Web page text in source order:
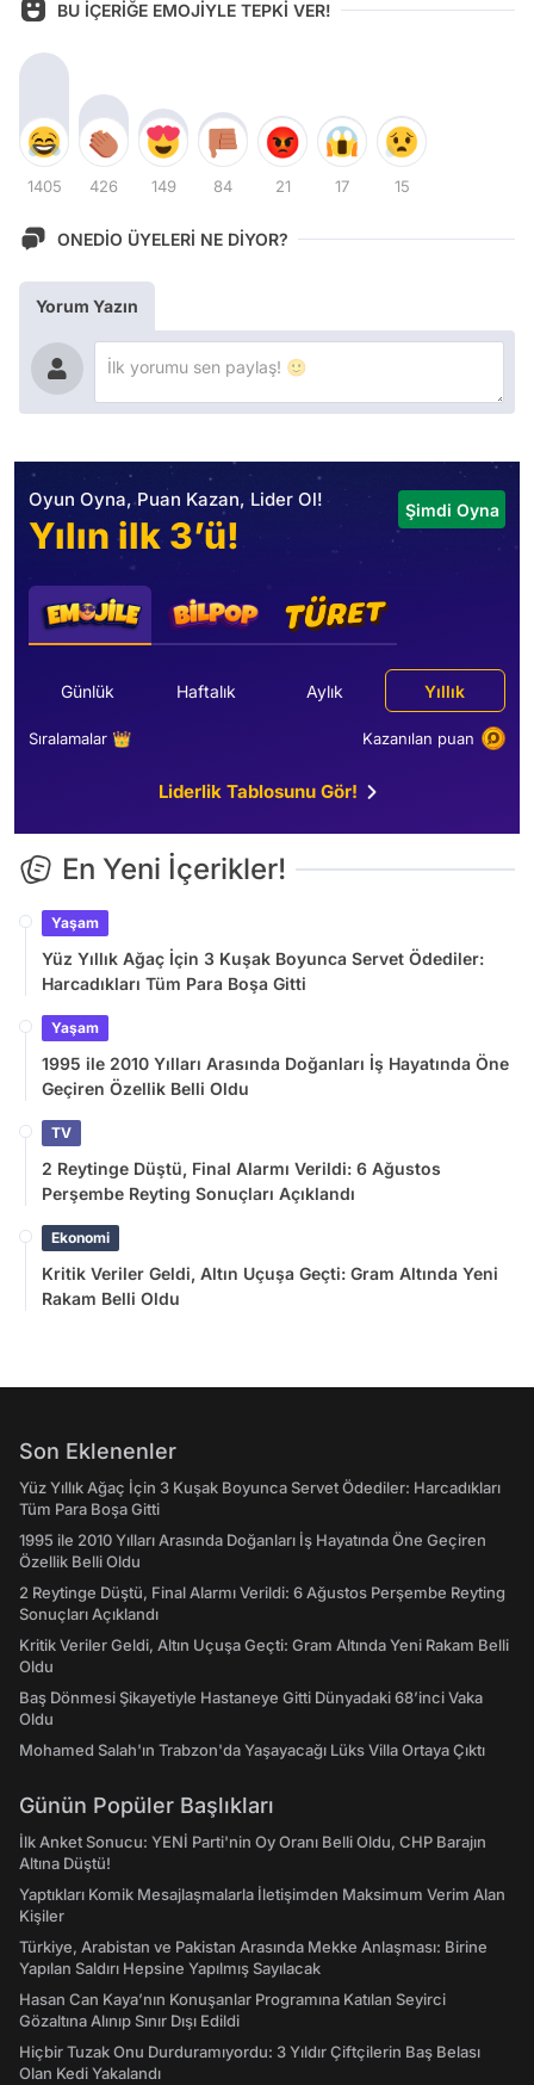
BU İÇERİĞE EMOJİYLE TEPKİ VER!
1405 426 149 84 21 17 15
ONEDİO ÜYELERİ NE DİYOR?
Yorum Yazın
Oyun Oyna, Puan Kazan, Lider Ol!
Yılın ilk 3’ü!
Şimdi Oyna
Günlük Haftalık Aylık Yıllık
Sıralamalar 👑 Kazanılan puan
Liderlik Tablosunu Gör!
En Yeni İçerikler!
Yaşam
Yüz Yıllık Ağaç İçin 3 Kuşak Boyunca Servet Ödediler:
Harcadıkları Tüm Para Boşa Gitti
Yaşam
1995 ile 2010 Yılları Arasında Doğanları İş Hayatında Öne
Geçiren Özellik Belli Oldu
TV
2 Reytinge Düştü, Final Alarmı Verildi: 6 Ağustos
Perşembe Reyting Sonuçları Açıklandı
Ekonomi
Kritik Veriler Geldi, Altın Uçuşa Geçti: Gram Altında Yeni
Rakam Belli Oldu
Son Eklenenler
Yüz Yıllık Ağaç İçin 3 Kuşak Boyunca Servet Ödediler: Harcadıkları
Tüm Para Boşa Gitti
1995 ile 2010 Yılları Arasında Doğanları İş Hayatında Öne Geçiren
Özellik Belli Oldu
2 Reytinge Düştü, Final Alarmı Verildi: 6 Ağustos Perşembe Reyting
Sonuçları Açıklandı
Kritik Veriler Geldi, Altın Uçuşa Geçti: Gram Altında Yeni Rakam Belli
Oldu
Baş Dönmesi Şikayetiyle Hastaneye Gitti Dünyadaki 68’inci Vaka
Oldu
Mohamed Salah'ın Trabzon'da Yaşayacağı Lüks Villa Ortaya Çıktı
Günün Popüler Başlıkları
İlk Anket Sonucu: YENİ Parti'nin Oy Oranı Belli Oldu, CHP Barajın
Altına Düştü!
Yaptıkları Komik Mesajlaşmalarla İletişimden Maksimum Verim Alan
Kişiler
Türkiye, Arabistan ve Pakistan Arasında Mekke Anlaşması: Birine
Yapılan Saldırı Hepsine Yapılmış Sayılacak
Hasan Can Kaya’nın Konuşanlar Programına Katılan Seyirci
Gözaltına Alınıp Sınır Dışı Edildi
Hiçbir Tuzak Onu Durduramıyordu: 3 Yıldır Çiftçilerin Baş Belası
Olan Kedi Yakalandı